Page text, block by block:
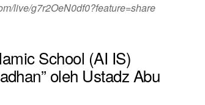
live/g7r2OeN0df0?feature=share
School (AI IS)
oleh Ustadz Abu